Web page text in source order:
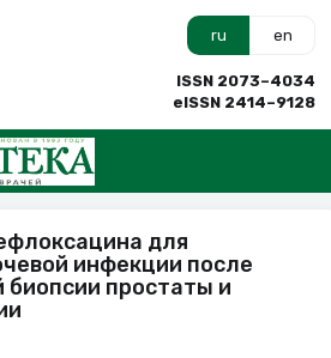
ru en
ISSN 2073–4034
eISSN 2414–9128
для
инфекции после
биопсии простаты и